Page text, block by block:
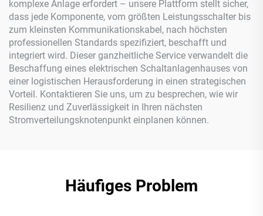
komplexe Anlage erfordert – unsere Plattform stellt sicher,
dass jede Komponente, vom größten Leistungsschalter bis
zum kleinsten Kommunikationskabel, nach höchsten
professionellen Standards spezifiziert, beschafft und
integriert wird. Dieser ganzheitliche Service verwandelt die
Beschaffung eines elektrischen Schaltanlagenhauses von
einer logistischen Herausforderung in einen strategischen
Vorteil. Kontaktieren Sie uns, um zu besprechen, wie wir
Resilienz und Zuverlässigkeit in Ihren nächsten
Stromverteilungsknotenpunkt einplanen können.
Häufiges Problem